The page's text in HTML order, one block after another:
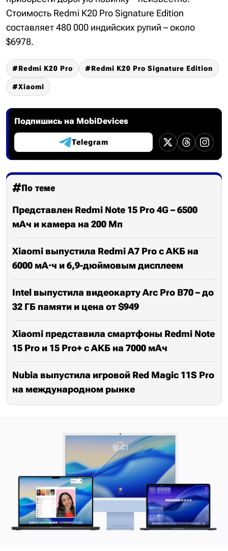
Стоимость Redmi K20 Pro Signature Edition
составляет 480 000 индийских рупий – около
$6978.
Redmi K20 Pro Redmi K20 Pro Signature Edition
Xiaomi
Подпишись на MobiDevices
Telegram
По теме
Представлен Redmi Note 15 Pro 4G – 6500
мАч и камера на 200 Мп
Xiaomi выпустила Redmi A7 Pro с АКБ на
6000 мА·ч и 6,9-дюймовым дисплеем
Intel выпустила видеокарту Arc Pro B70 – до
32 ГБ памяти и цена от $949
Xiaomi представила смартфоны Redmi Note
15 Pro и 15 Pro+ с АКБ на 7000 мАч
Nubia выпустила игровой Red Magic 11S Pro
на международном рынке